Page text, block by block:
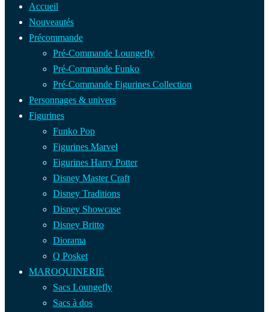
Accueil
Nouveautés
Précommande
Pré-Commande Loungefly
Pré-Commande Funko
Pré-Commande Figurines Collection
Personnages & univers
Figurines
Funko Pop
Figurines Marvel
Figurines Harry Potter
Disney Master Craft
Disney Traditions
Disney Showcase
Disney Britto
Diorama
Q Posket
MAROQUINERIE
Sacs Loungefly
Sacs à dos